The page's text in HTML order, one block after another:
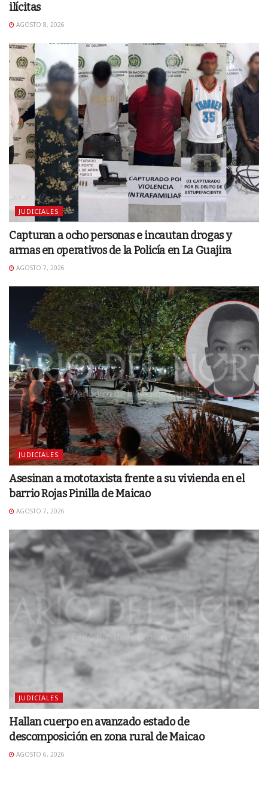
ilícitas
AGOSTO 8, 2026
JUDICIALES
Capturan a ocho personas e incautan drogas y
armas en operativos de la Policía en La Guajira
AGOSTO 7, 2026
JUDICIALES
Asesinan a mototaxista frente a su vivienda en el
barrio Rojas Pinilla de Maicao
AGOSTO 7, 2026
JUDICIALES
Hallan cuerpo en avanzado estado de
descomposición en zona rural de Maicao
AGOSTO 6, 2026